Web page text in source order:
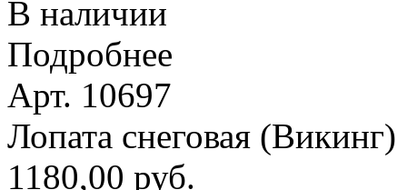
В наличии
Подробнее
Арт. 10697
Лопата снеговая
1180,00 руб.